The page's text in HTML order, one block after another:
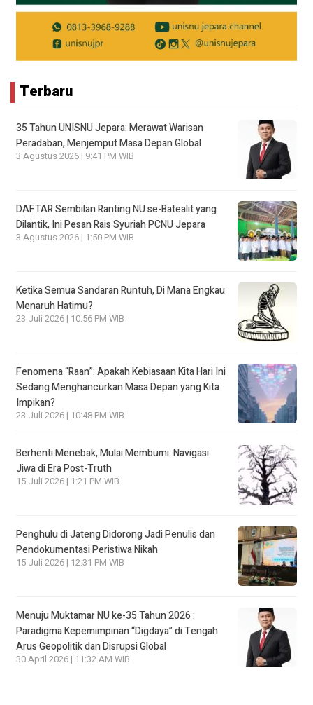
Terbaru
35 Tahun UNISNU Jepara: Merawat Warisan
Peradaban, Menjemput Masa Depan Global
3 Agustus 2026 | 9:41 PM WIB
DAFTAR Sembilan Ranting NU se-Batealit yang
Dilantik, Ini Pesan Rais Syuriah PCNU Jepara
3 Agustus 2026 | 1:50 PM WIB
Ketika Semua Sandaran Runtuh, Di Mana Engkau
Menaruh Hatimu?
23 Juli 2026 | 10:56 PM WIB
Fenomena “Raan”: Apakah Kebiasaan Kita Hari Ini
Sedang Menghancurkan Masa Depan yang Kita
Impikan?
23 Juli 2026 | 10:48 PM WIB
Berhenti Menebak, Mulai Membumi: Navigasi
Jiwa di Era Post-Truth
15 Juli 2026 | 1:21 PM WIB
Penghulu di Jateng Didorong Jadi Penulis dan
Pendokumentasi Peristiwa Nikah
15 Juli 2026 | 12:31 PM WIB
Menuju Muktamar NU ke-35 Tahun 2026 :
Paradigma Kepemimpinan “Digdaya” di Tengah
Arus Geopolitik dan Disrupsi Global
30 April 2026 | 11:32 AM WIB